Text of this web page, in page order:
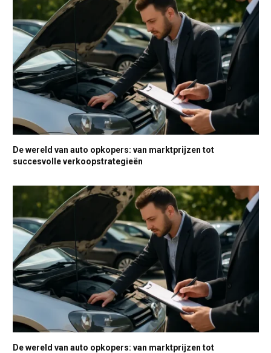
De wereld van auto opkopers: van marktprijzen tot
succesvolle verkoopstrategieën
De wereld van auto opkopers: van marktprijzen tot